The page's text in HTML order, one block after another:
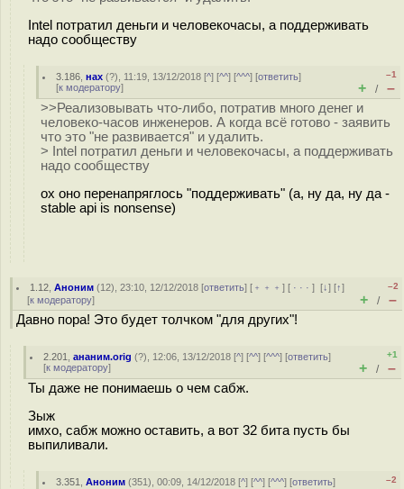
Intel потратил деньги и человекочасы, а поддерживать
надо сообществу
3.186 ,нах (?), 11:19, 13/12/2018 [^] [^^] [^^^] [ответить]
[к модератору]
–1
+ / –
>>Реализовывать что-либо, потратив много денег и
человеко-часов инженеров. А когда всё готово - заявить
что это "не развивается" и удалить.
> Intel потратил деньги и человекочасы, а поддерживать
надо сообществу
ох оно перенапряглось "поддерживать" (а, ну да, ну да -
stable api is nonsense)
1.12 ,Аноним (12), 23:10, 12/12/2018 [ответить] [ ﹢﹢﹢] [ · · ·][↓] [↑]
[к модератору]
–2
+ / –
Давно пора! Это будет толчком "для других"!
2.201 ,ананим.orig (?), 12:06, 13/12/2018 [^] [^^] [^^^] [ответить]
[к модератору]
+1
+ / –
Ты даже не понимаешь о чем сабж.
Зыж
имхо, сабж можно оставить, а вот 32 бита пусть бы
выпиливали.
3.351 ,Аноним (351), 00:09, 14/12/2018 [^] [^^] [^^^] [ответить]
–2